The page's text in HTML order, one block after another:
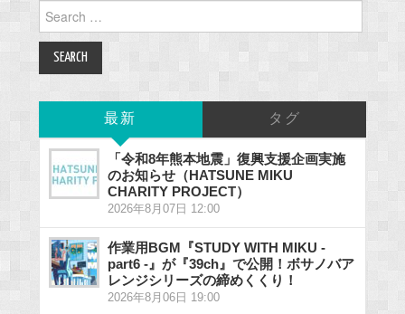
for:
最新 タグ
「令和8年熊本地震」復興支援企画実施
のお知らせ（HATSUNE MIKU
CHARITY PROJECT）
2026年8月07日 12:00
作業用BGM『STUDY WITH MIKU -
part6 -』が『39ch』で公開！ボサノバア
レンジシリーズの締めくくり！
2026年8月06日 19:00